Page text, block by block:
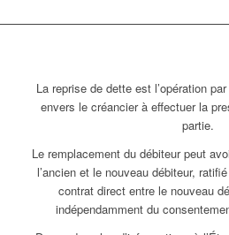
La reprise de dette est l’opération
envers le créancier à effectuer la
partie.
Le remplacement du débiteur peut
l’ancien et le nouveau débiteur,
contrat direct entre le nouveau
indépendamment du